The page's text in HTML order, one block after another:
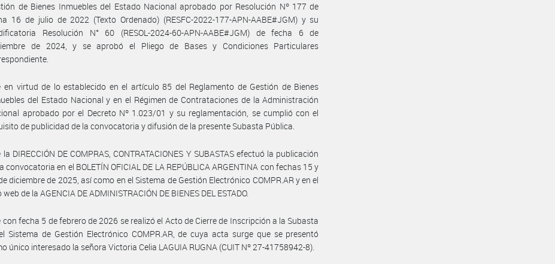
de Bienes Inmuebles del Estado Nacional aprobado por Resolución Nº 177 de
16 de julio de 2022 (Texto Ordenado) (RESFC-2022-177-APN-AABE#JGM) y su
Resolución N° 60 (RESOL-2024-60-APN-AABE#JGM) de fecha 6 de
de 2024, y se aprobó el Pliego de Bases y Condiciones Particulares
en virtud de lo establecido en el artículo 85 del Reglamento de Gestión de Bienes
del Estado Nacional y en el Régimen de Contrataciones de la Administración
aprobado por el Decreto Nº 1.023/01 y su reglamentación, se cumplió con el
de publicidad de la convocatoria y difusión de la presente Subasta Pública.
la DIRECCIÓN DE COMPRAS, CONTRATACIONES Y SUBASTAS efectuó la publicación
convocatoria en el BOLETÍN OFICIAL DE LA REPÚBLICA ARGENTINA con fechas 15 y
diciembre de 2025, así como en el Sistema de Gestión Electrónico COMPR.AR y en el
web de la AGENCIA DE ADMINISTRACIÓN DE BIENES DEL ESTADO.
con fecha 5 de febrero de 2026 se realizó el Acto de Cierre de Inscripción a la Subasta
Sistema de Gestión Electrónico COMPR.AR, de cuya acta surge que se presentó
único interesado la señora Victoria Celia LAGUIA RUGNA (CUIT Nº 27-41758942-8).